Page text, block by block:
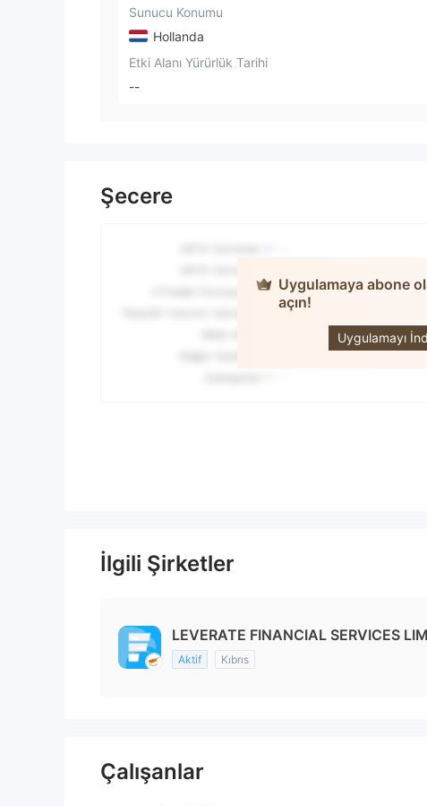
Sunucu Konumu
Hollanda
Etki Alanı Yürürlük Tarihi
--
Şecere
Uygulamaya abone
açın!
Uygulamayı
İlgili Şirketler
LEVERATE FINANCIAL SERVICES
Aktif Kıbrıs
Çalışanlar